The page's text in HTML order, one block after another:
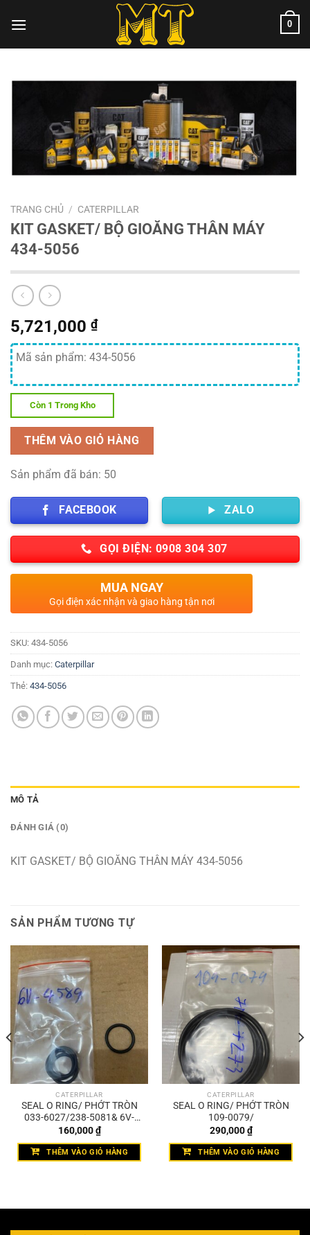
đến
0
TRANG CHỦ / CATERPILLAR
KIT GASKET/ BỘ GIOĂNG THÂN MÁY
434-5056
5,721,000 ₫
Mã sản phẩm: 434-5056
Còn 1 Trong Kho
THÊM VÀO GIỎ HÀNG
Sản phẩm đã bán: 50
FACEBOOK ZALO
GỌI ĐIỆN: 0908 304 307
MUA NGAY
Gọi điện xác nhận và giao hàng tận nơi
SKU: 434-5056
Danh mục: Caterpillar
Thẻ: 434-5056
MÔ TẢ
ĐÁNH GIÁ (0)
KIT GASKET/ BỘ GIOĂNG THÂN MÁY 434-5056
SẢN PHẨM TƯƠNG TỰ
CATERPILLAR
SEAL O RING/ PHỚT TRÒN
033-6027/238-5081& 6V-
4589
160,000₫
THÊM VÀO GIỎ HÀNG
CATERPILLAR
SEAL O RING/ PHỚT TRÒN
109-0079/
290,000₫
THÊM VÀO GIỎ HÀNG